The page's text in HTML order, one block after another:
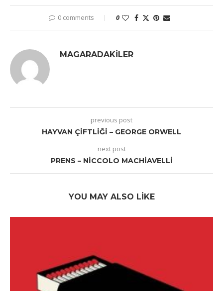
0 comments 0
MAGARADAKILER
previous post
HAYVAN ÇIFTLIĞI – GEORGE ORWELL
next post
PRENS – NICCOLO MACHIAVELLI
YOU MAY ALSO LIKE